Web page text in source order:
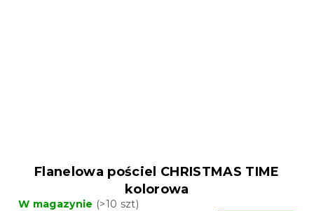
Flanelowa pościel CHRISTMAS TIME
kolorowa
W magazynie (>10 szt)